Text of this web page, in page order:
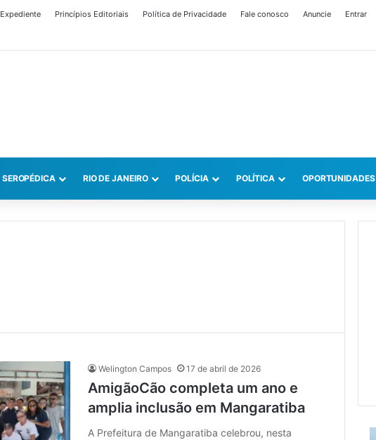
Expediente Princípios Editoriais Política de Privacidade Fale conosco Anuncie Entrar
SEROPÉDICA RIO DE JANEIRO POLÍCIA POLÍTICA OPORTUNIDADES
Welington Campos 17 de abril de 2026
AmigãoCão completa um ano e
amplia inclusão em Mangaratiba
A Prefeitura de Mangaratiba celebrou, nesta